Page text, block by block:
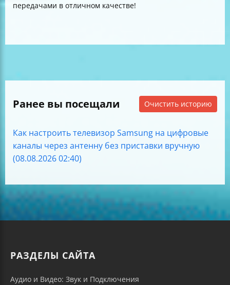
передачами в отличном качестве!
Ранее вы посещали Очистить историю
Как настроить телевизор Samsung на цифровые
каналы через антенну без приставки вручную
(08.08.2026 02:40)
РАЗДЕЛЫ САЙТА
Аудио и Видео: Звук и Подключения